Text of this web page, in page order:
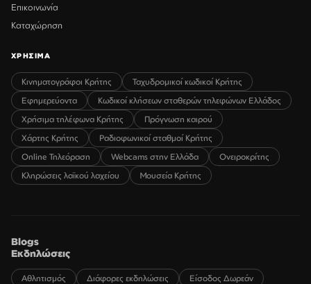
Επικοινωνία
Καταχώρηση
ΧΡΗΣΙΜΑ
Κινηματογράφοι Κρήτης
Ταχυδρομικοί κωδικοί Κρήτης
Εφημερεύοντα
Κωδικοί κλήσεων σταθερών τηλεφώνων Ελλάδος
Χρήσιμα τηλέφωνα Κρήτης
Πρόγνωση καιρού
Χάρτης Κρήτης
Ραδιοφωνικοί σταθμοί Κρήτης
Online Τηλεόραση
Webcams στην Ελλάδα
Ονειροκρίτης
Κληρώσεις λαϊκού λαχείου
Μουσεία Κρήτης
Blogs
Εκδηλώσεις
Αθλητισμός Διάφορες εκδηλώσεις
Είσοδος Δωρεάν